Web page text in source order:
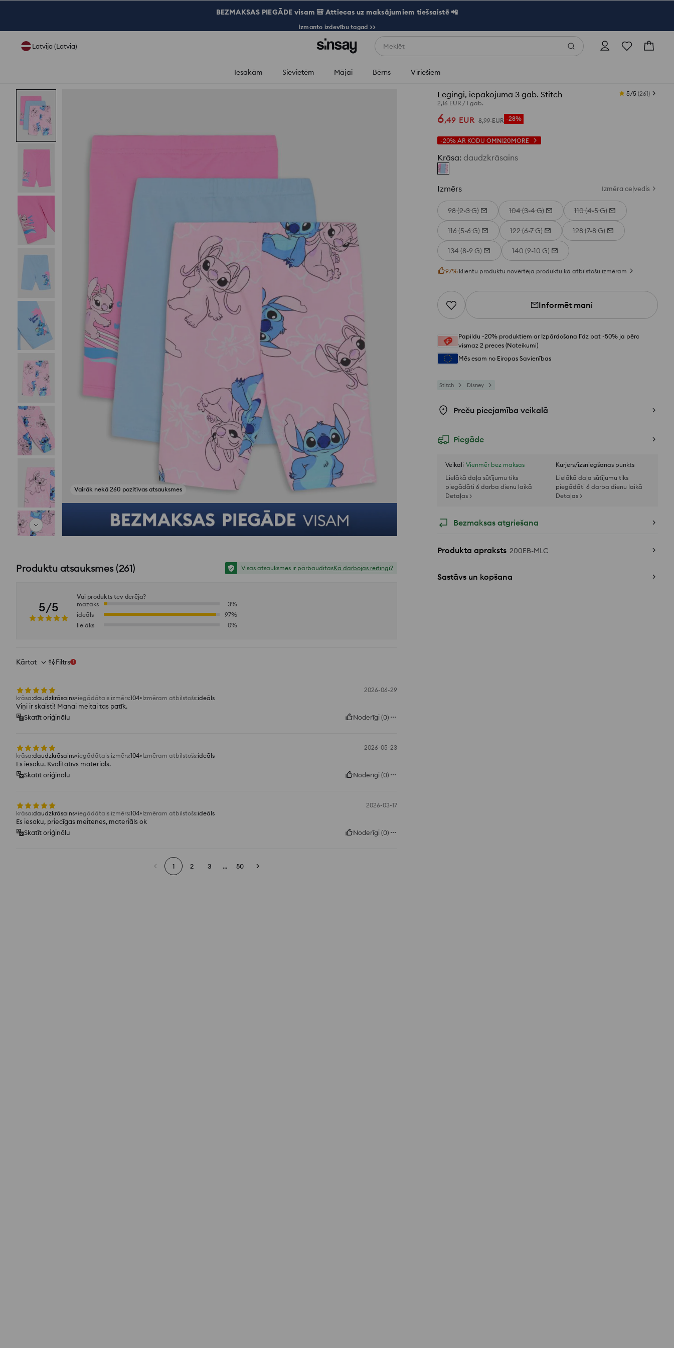
BEZMAKSAS PIEGĀDE visam 🎒 Attiecas uz maksājumiem tiešsaistē 📲
Izmanto izdevību tagad >>
Latvija (Latvia) Meklēt
Iesakām Sievietēm Mājai Bērns Vīriešiem
Legingi, iepakojumā 3 gab. Stitch
2,16 EUR /1 gab.
5/5 (261)
6,49 EUR 8,99 EUR -28%
-20% AR KODU OMNI20MORE
Krāsa: daudzkrāsains
Izmērs Izmēra ceļvedis
98 (2-3 G) 104 (3-4 G) 110 (4-5 G)
116 (5-6 G) 122 (6-7 G) 128 (7-8 G)
134 (8-9 G) 140 (9-10 G)
97% klientu produktu novērtēja produktu kā atbilstošu izmēram
Informēt mani
Papildu -20% produktiem ar Izpārdošana līdz pat -50% ja pērc
vismaz 2 preces (Noteikumi)
Mēs esam no Eiropas Savienības
Stitch Disney
Preču pieejamība veikalā
Piegāde
Veikali Vienmēr bez maksas
Lielākā daļa sūtījumu tiks
piegādāti 6 darba dienu laikā
Detaļas >
Kurjers/izsniegšanas punkts
Lielākā daļa sūtījumu tiks
piegādāti 6 darba dienu laikā
Detaļas >
Bezmaksas atgriešana
Produkta apraksts 200EB-MLC
Sastāvs un kopšana
Skatīt fotoattēlus no atsauksmēm
Produktu atsauksmes(261) Visas atsauksmes ir pārbaudītasKā darbojas reitingi?
5/5
Vai produkts tev derēja?
mazāks
3%
ideāls
97%
lielāks
0%
Kārtot Filtrs 1
2026-06-29
krāsa:daudzkrāsains iegādātais izmērs:104 Izmēram atbilstošs:ideāls
Viņi ir skaisti! Manai meitai tas patīk.
Skatīt oriģinālu
Noderīgi(0)
2026-05-23
krāsa:daudzkrāsains iegādātais izmērs:104 Izmēram atbilstošs:ideāls
Es iesaku. Kvalitatīvs materiāls.
Skatīt oriģinālu
Noderīgi(0)
2026-03-17
krāsa:daudzkrāsains iegādātais izmērs:104 Izmēram atbilstošs:ideāls
Es iesaku, priecīgas meitenes, materiāls ok
Skatīt oriģinālu
Noderīgi(0)
1 2 3 ... 50